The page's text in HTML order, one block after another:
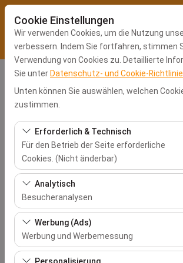
Cookie Einstellungen
Wir verwenden Cookies, um die Nutzung
verbessern. Indem Sie fortfahren, stimmen
Verwendung von Cookies zu. Detaillierte
Sie unter Datenschutz- und Cookie-Richtlinie
Unten können Sie auswählen, welchen
zustimmen.
Erforderlich & Technisch
Für den Betrieb der Seite erforderliche
Cookies. (Nicht änderbar)
Diese Cookies sind für das
Funktionieren der Website, die Sicherheit,
Sitzungsverwaltung und grundlegende
erforderlich. Sie können nicht deaktiviert
Analytisch
Besucheranalysen
Diese Cookies ermöglichen es uns, zu
unsere Website genutzt wird (Besucherzahl,
meistbesuchte Seiten, Nutzerverhalten).
werden verwendet, um die Leistung der
Werbung (Ads)
Werbung und Werbemessung
Diese Cookies ermöglichen es uns, Ihnen
Abholstation
Kocaeli Büro
Abholdatum & Zeit
Rückgabedatum & Zeit